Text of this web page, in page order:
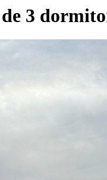
3